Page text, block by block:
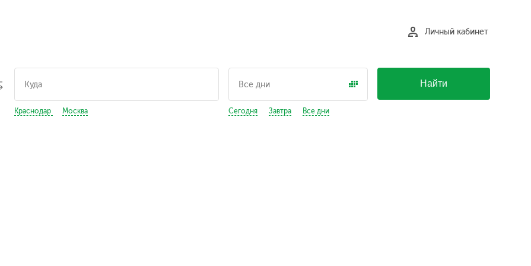
Личный кабинет
Краснодар Москва Сегодня Завтра Все дни
Найти